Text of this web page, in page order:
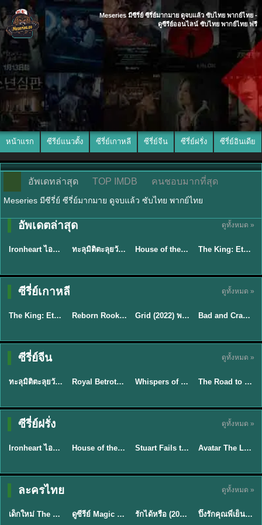
Meseries มีซีรี่ย์ ซีรี่ย์มากมาย ดูจบแล้ว ซับไทย พากย์ไทย -
ดูซีรีย์ออนไลน์ ซับไทย พากย์ไทย ฟรี
หน้าแรก ซีรีย์แนวตั้ง ซีรี่ย์เกาหลี ซีรี่ย์จีน ซีรี่ย์ฝรั่ง ซีรี่ย์อินเดีย
อัพเดทล่าสุด TOP IMDB คนชอบมากที่สุด
Meseries มีซีรี่ย์ ซีรี่ย์มากมาย ดูจบแล้ว ซับไทย พากย์ไทย
อัพเดตล่าสุด ดูทั้งหมด »
★5.3
ซับไทย
Ironheart ไอรอนฮาร์ต (2025) พากย์ไทย ซับไทย EP.1-6 ★9 ทะลุมิติตะลุยวังหลวง (2026) How Dare You!? พากย์ไทย EP.1-32 ★8.4 House of the Dragon ตระกูลแห่งมังกร (2026) พากย์ไทย (ซีซั่น 1-3) ★8.2
พากย์ไทย
The King: Eternal Monarch จอมราชันบัลลังก์อมตะ (2020) พากย์ไทย EP.1-16
ซีรี่ย์เกาหลี ดูทั้งหมด »
★8.2
พากย์ไทย
The King: Eternal Monarch จอมราชันบัลลังก์อมตะ (2020) พากย์ไทย EP.1-16 ★8.1 Reborn Rookie มือใหม่หัดแค้น (2026) พากย์ไทย ซับไทย EP.1-12 ★7 Grid (2022) พากย์ไทย ซับไทย EP.1-10 ★7.9
พากย์ไทย
Bad and Crazy เลว ชั่ว บ้าระห่ำ (2021) พากย์ไทย ซับไทย EP.1-12
ซีรี่ย์จีน ดูทั้งหมด »
★9
พากย์ไทย
ทะลุมิติตะลุยวังหลวง (2026) How Dare You!? พากย์ไทย EP.1-32 ★9 Royal Betrothal (2026) สัญญาวิวาห์แห่งราชวงศ์ พากย์ไทย ซับไทย EP1-32 ★8.5 Whispers of Southern Song ศึกชิงหยกพิศวง (2026) ซับไทย EP.1-24 (จบ)
ซับไทย
The Road to Splendor พราวพร่างบุปผาตระการ (2026) พากย์ไทย ซับไทย EP.1-36
ซีรี่ย์ฝรั่ง ดูทั้งหมด »
★5.3
ซับไทย
Ironheart ไอรอนฮาร์ต (2025) พากย์ไทย ซับไทย EP.1-6 ★8.4 House of the Dragon ตระกูลแห่งมังกร (2026) พากย์ไทย (ซีซั่น 1-3) ★9.3 Stuart Fails to Save the Universe สจ๊วตล่มแผนกู้จักรวาล (2026) พากย์ไทย ซับไทย EP.1-10 ★7.8 EP.7
พากย์ไทย
Avatar The Last Airbender 2 เณรน้อยเจ้าอภินิหาร พากย์ไทย
ละครไทย ดูทั้งหมด »
★ 8 EP.6
พากย์ไทย
เด็กใหม่ The Reset 2026 EP1-6 พากย์ไทย ดูซีรี่ย์ Netflix ล่าสุด HD ดูซีรีย์ Magic Move (2026) ทำนายทายรัก Thai EP.1-10 HD รักได้หรือ (2026) YOUNG Let's Begin Again พากย์ไทย EP.1-19 ★8
พากย์ไทย
ปิ๊งรักคุณพี่เย็นชา (2026) Frozen Valentine EP.1-10 (จบ)